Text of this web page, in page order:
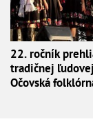
22. ročník
tradičnej
Očovská